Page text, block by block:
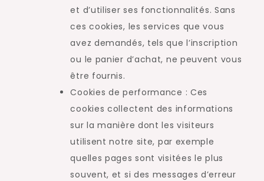
et d’utiliser ses fonctionnalités. Sans
ces cookies, les services que vous
avez demandés, tels que l’inscription
ou le panier d’achat, ne peuvent vous
être fournis.
Cookies de performance : Ces
cookies collectent des informations
sur la manière dont les visiteurs
utilisent notre site, par exemple
quelles pages sont visitées le plus
souvent, et si des messages d’erreur